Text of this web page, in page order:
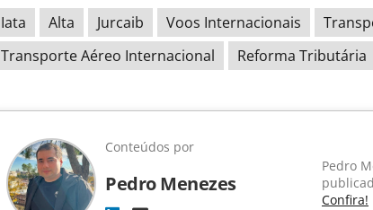
Iata Alta Jurcaib Voos Internacionais
Transporte Aéreo Internacional
Reforma Tributária
Conteúdos por
Pedro Menezes
Pedro
Confira!